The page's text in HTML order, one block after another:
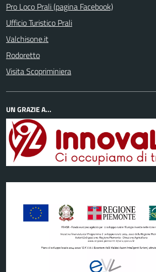
Pro Loco Prali (pagina Facebook)
Ufficio Turistico Prali
Valchisone.it
Rodoretto
Visita Scopriminiera
UN GRAZIE A...